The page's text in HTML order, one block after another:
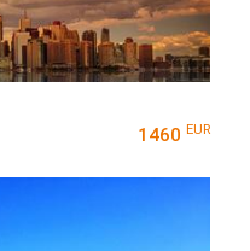
1460 EUR